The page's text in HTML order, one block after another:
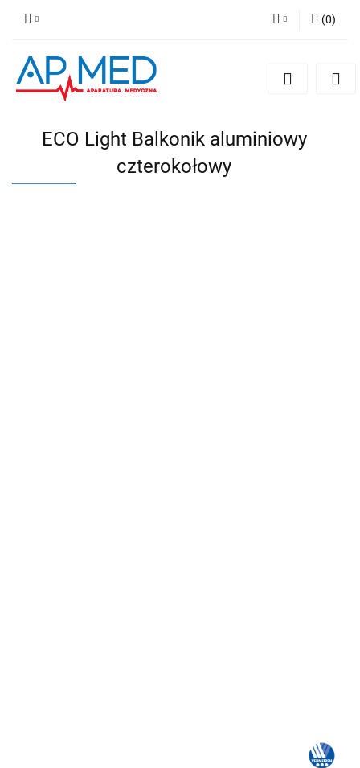
Zarejestruj się
(0)
ECO Light Balkonik aluminiowy
czterokołowy